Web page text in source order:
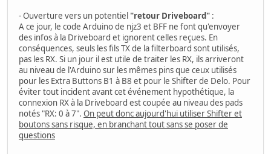
- Ouverture vers un potentiel "retour Driveboard" :
A ce jour, le code Arduino de njz3 et BFF ne font qu'envoyer
des infos à la Driveboard et ignorent celles reçues. En
conséquences, seuls les fils TX de la filterboard sont utilisés,
pas les RX. Si un jour il est utile de traiter les RX, ils arriveront
au niveau de l'Arduino sur les mêmes pins que ceux utilisés
pour les Extra Buttons B1 à B8 et pour le Shifter de Delo. Pour
éviter tout incident avant cet événement hypothétique, la
connexion RX à la Driveboard est coupée au niveau des pads
notés "RX: 0 à 7". On peut donc aujourd'hui utiliser Shifter et
boutons sans risque, en branchant tout sans se poser de
questions